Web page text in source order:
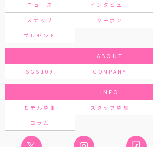
ニュース インタビュー
スナップ クーポン
プレゼント
ABOUT
SGS109 COMPANY
INFO
モデル募集 スタッフ募集
コラム